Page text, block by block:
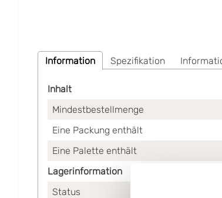
Information Spezifikation
Inhalt
Mindestbestellmenge
Eine Packung enthält
Eine Palette enthält
Lagerinformation
Status